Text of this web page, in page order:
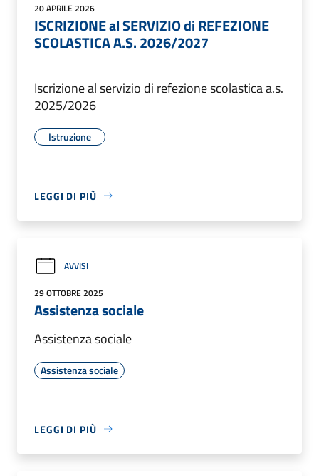
20 APRILE 2026
ISCRIZIONE al SERVIZIO di REFEZIONE
SCOLASTICA A.S. 2026/2027
Iscrizione al servizio di refezione scolastica a.s.
2025/2026
Istruzione
LEGGI DI PIÙ
AVVISI
29 OTTOBRE 2025
Assistenza sociale
Assistenza sociale
Assistenza sociale
LEGGI DI PIÙ